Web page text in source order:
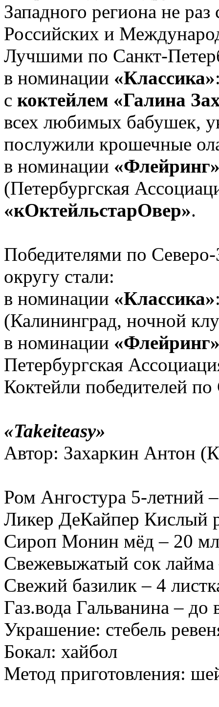
Западного региона не
Российских и
Лучшими по Санкт-
в номинации «Классика»
с коктейлем «Галина
всех любимых бабушек,
послужили крошечные
в номинации
(Петербургская
«кОктейльстарОвер».
Победителями по
округу стали:
в номинации «Классика»
(Калининград, ночной
в номинации
Петербургская
Коктейли победителей
«Takeiteasy»
Автор: Захаркин Антон
Ром Ангостура 5-летний
Ликер ДеКайпер Кислый
Сироп Монин мёд – 20 мл
Свежевыжатый сок
Свежий базилик – 4
Газ.вода Гальванина – до
Украшение: стебель
Бокал: хайбол
Метод приготовления: